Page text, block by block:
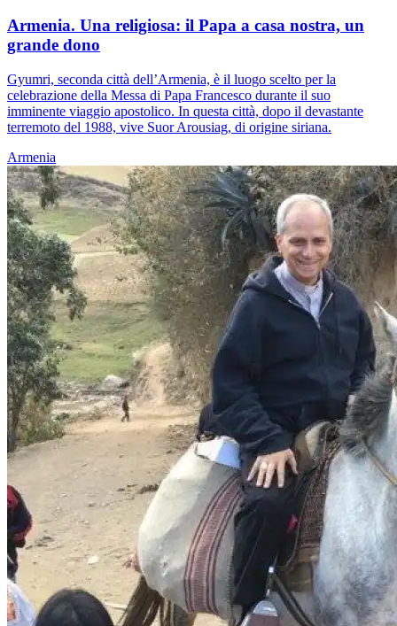
Armenia. Una religiosa: il Papa a casa nostra, un
grande dono
Gyumri, seconda città dell’Armenia, è il luogo scelto per la
celebrazione della Messa di Papa Francesco durante il suo
imminente viaggio apostolico. In questa città, dopo il devastante
terremoto del 1988, vive Suor Arousiag, di origine siriana.
Armenia